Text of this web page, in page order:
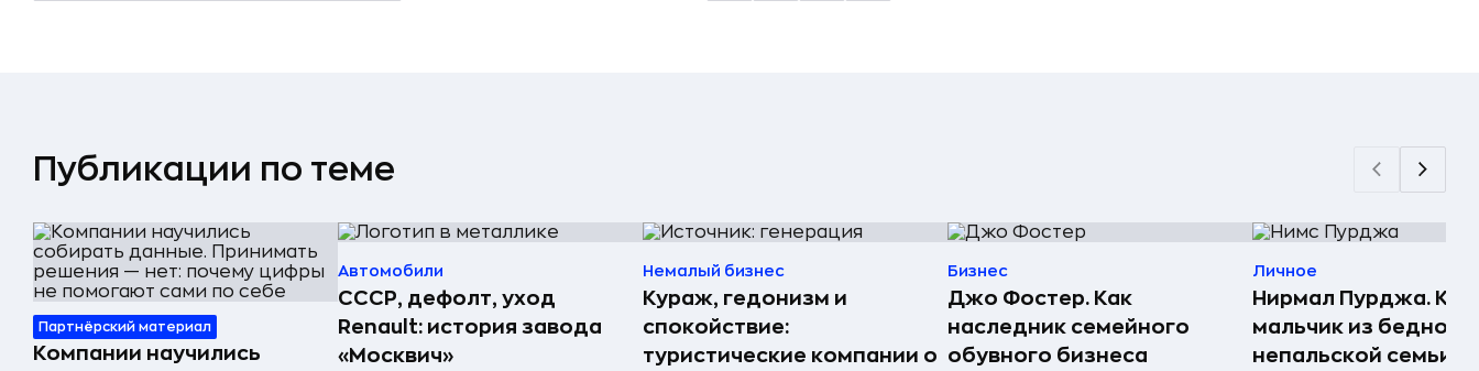
Публикации по теме
Партнёрский материал
Компании научились
Автомобили
СССР, дефолт, уход
Renault: история завода
«Москвич»
Немалый бизнес
Кураж, гедонизм и
спокойствие:
туристические компании о
Бизнес
Джо Фостер. Как
наследник семейного
обувного бизнеса
Личное
Нирмал Пурджа. Как
мальчик из бедной
непальской семьи